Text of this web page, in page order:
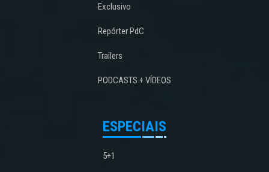
Exclusivo
Repórter PdC
Trailers
PODCASTS + VÍDEOS
ESPECIAIS
5+1